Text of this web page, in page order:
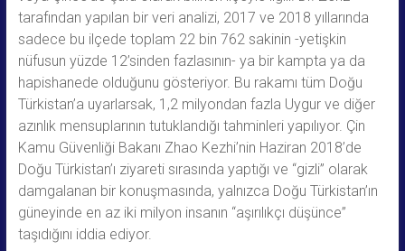
tarafından yapılan bir veri analizi, 2017 ve 2018 yıllarında
sadece bu ilçede toplam 22 bin 762 sakinin -yetişkin
nüfusun yüzde 12’sinden fazlasının- ya bir kampta ya da
hapishanede olduğunu gösteriyor. Bu rakamı tüm Doğu
Türkistan’a uyarlarsak, 1,2 milyondan fazla Uygur ve diğer
azınlık mensuplarının tutuklandığı tahminleri yapılıyor. Çin
Kamu Güvenliği Bakanı Zhao Kezhi’nin Haziran 2018’de
Doğu Türkistan’ı ziyareti sırasında yaptığı ve “gizli” olarak
damgalanan bir konuşmasında, yalnızca Doğu Türkistan’ın
güneyinde en az iki milyon insanın “aşırılıkçı düşünce”
taşıdığını iddia ediyor.